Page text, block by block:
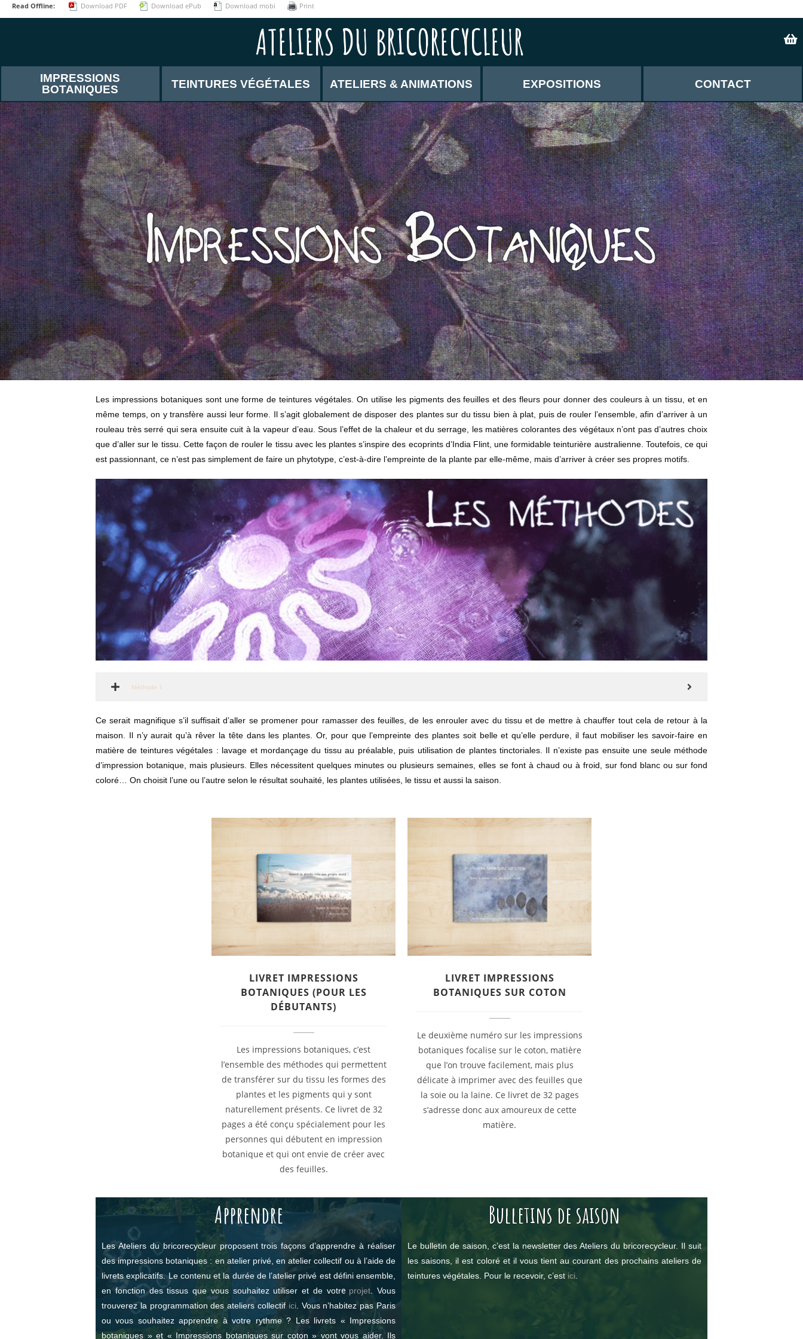
Read Offline: Download PDF Download ePub Download mobi Print
ATELIERS DU BRICORECYCLEUR
IMPRESSIONS
BOTANIQUES
TEINTURES VÉGÉTALES ATELIERS & ANIMATIONS EXPOSITIONS CONTACT
Les impressions botaniques sont une forme de teintures végétales. On utilise les pigments des feuilles et des fleurs pour donner des couleurs à un tissu, et en
même temps, on y transfère aussi leur forme. Il s’agit globalement de disposer des plantes sur du tissu bien à plat, puis de rouler l’ensemble, afin d’arriver à un
rouleau très serré qui sera ensuite cuit à la vapeur d’eau. Sous l’effet de la chaleur et du serrage, les matières colorantes des végétaux n’ont pas d’autres choix
que d’aller sur le tissu. Cette façon de rouler le tissu avec les plantes s’inspire des ecoprints d’India Flint, une formidable teinturière australienne. Toutefois, ce qui
est passionnant, ce n’est pas simplement de faire un phytotype, c’est-à-dire l’empreinte de la plante par elle-même, mais d’arriver à créer ses propres motifs.
Méthode 1
Ce serait magnifique s’il suffisait d’aller se promener pour ramasser des feuilles, de les enrouler avec du tissu et de mettre à chauffer tout cela de retour à la
maison. Il n’y aurait qu’à rêver la tête dans les plantes. Or, pour que l’empreinte des plantes soit belle et qu’elle perdure, il faut mobiliser les savoir-faire en
matière de teintures végétales : lavage et mordançage du tissu au préalable, puis utilisation de plantes tinctoriales. Il n’existe pas ensuite une seule méthode
d’impression botanique, mais plusieurs. Elles nécessitent quelques minutes ou plusieurs semaines, elles se font à chaud ou à froid, sur fond blanc ou sur fond
coloré… On choisit l’une ou l’autre selon le résultat souhaité, les plantes utilisées, le tissu et aussi la saison.
LIVRET IMPRESSIONS
BOTANIQUES (POUR LES
DÉBUTANTS)
Les impressions botaniques, c’est
l’ensemble des méthodes qui permettent
de transférer sur du tissu les formes des
plantes et les pigments qui y sont
naturellement présents. Ce livret de 32
pages a été conçu spécialement pour les
personnes qui débutent en impression
botanique et qui ont envie de créer avec
des feuilles.
LIVRET IMPRESSIONS
BOTANIQUES SUR COTON
Le deuxième numéro sur les impressions
botaniques focalise sur le coton, matière
que l’on trouve facilement, mais plus
délicate à imprimer avec des feuilles que
la soie ou la laine. Ce livret de 32 pages
s’adresse donc aux amoureux de cette
matière.
Apprendre
Les Ateliers du bricorecycleur proposent trois façons d’apprendre à réaliser
des impressions botaniques : en atelier privé, en atelier collectif ou à l’aide de
livrets explicatifs. Le contenu et la durée de l’atelier privé est défini ensemble,
en fonction des tissus que vous souhaitez utiliser et de votre projet . Vous
trouverez la programmation des ateliers collectif ici. Vous n’habitez pas Paris
ou vous souhaitez apprendre à votre rythme ? Les livrets « Impressions
botaniques » et « Impressions botaniques sur coton » vont vous aider. Ils
Bulletins de saison
Le bulletin de saison, c’est la newsletter des Ateliers du bricorecycleur. Il suit
les saisons, il est coloré et il vous tient au courant des prochains ateliers de
teintures végétales. Pour le recevoir, c’est ici